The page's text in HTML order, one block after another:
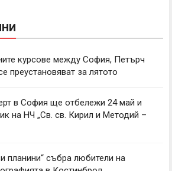
курсове между София, Петърч
преустановяват за лятото
в София ще отбележи 24 май и
на НЧ „Св. св. Кирил и Методий –
планини“ събра любители на